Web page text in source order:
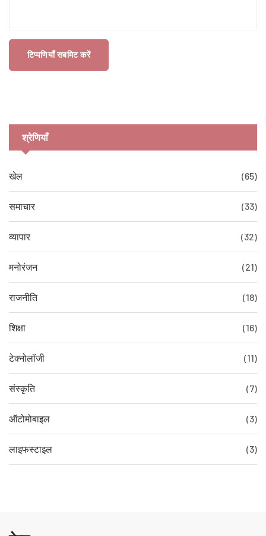
टिप्पणियाँ सबमिट करें
श्रेणियाँ
खेल (65)
समाचार (33)
व्यापार (32)
मनोरंजन (21)
राजनीति (18)
शिक्षा (16)
टेक्नोलॉजी (11)
संस्कृति (7)
ऑटोमोबाइल (3)
लाइफस्टाइल (3)